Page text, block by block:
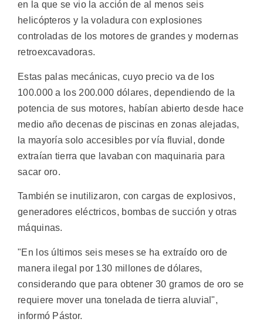
en la que se vio la acción de al menos seis
helicópteros y la voladura con explosiones
controladas de los motores de grandes y modernas
retroexcavadoras.
Estas palas mecánicas, cuyo precio va de los
100.000 a los 200.000 dólares, dependiendo de la
potencia de sus motores, habían abierto desde hace
medio año decenas de piscinas en zonas alejadas,
la mayoría solo accesibles por vía fluvial, donde
extraían tierra que lavaban con maquinaria para
sacar oro.
También se inutilizaron, con cargas de explosivos,
generadores eléctricos, bombas de succión y otras
máquinas.
"En los últimos seis meses se ha extraído oro de
manera ilegal por 130 millones de dólares,
considerando que para obtener 30 gramos de oro se
requiere mover una tonelada de tierra aluvial",
informó Pástor.